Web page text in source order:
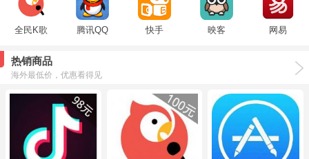
全民K歌 腾讯QQ 快手 映客 网易
热销商品
海外最低价，优惠看得见